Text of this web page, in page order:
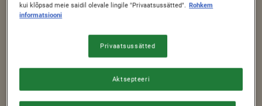
veebimajakad, SDK-d, logifailid, pikslid.
Milliseid küpsiseid võidakse Nestlé
lehtedel kasutada?
[Kui teil on kasutusel Evidon/Onetrust]
kui klõpsad meie saidil olevale lingile "Privaatsussätted". Rohkem
informatsiooni
Privaatsussätted
Aktsepteeri